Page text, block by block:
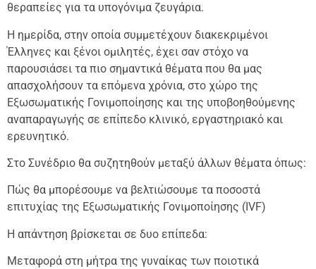
θεραπείες για τα υπογόνιμα ζευγάρια.
Η ημερίδα, στην οποία συμμετέχουν διακεκριμένοι
Έλληνες και ξένοι ομιλητές, έχει σαν στόχο να
παρουσιάσει τα πιο σημαντικά θέματα που θα μας
απασχολήσουν τα επόμενα χρόνια, στο χώρο της
Εξωσωματικής Γονιμοποίησης και της υποβοηθούμενης
αναπαραγωγής σε επίπεδο κλινικό, εργαστηριακό και
ερευνητικό.
Στο Συνέδριο θα συζητηθούν μεταξύ άλλων θέματα όπως:
Πώς θα μπορέσουμε να βελτιώσουμε τα ποσοστά
επιτυχίας της Εξωσωματικής Γονιμοποίησης (IVF)
Η απάντηση βρίσκεται σε δυο επίπεδα:
Μεταφορά στη μήτρα της γυναίκας των ποιοτικά